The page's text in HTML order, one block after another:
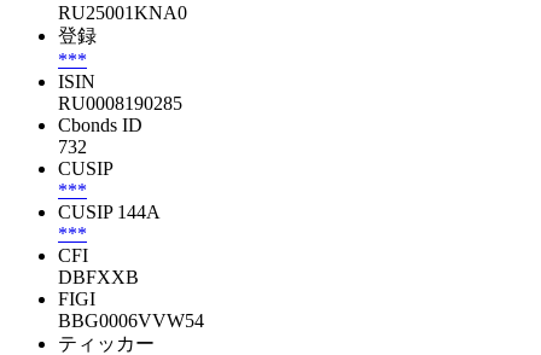
RU25001KNA0
登録
***
ISIN
RU0008190285
Cbonds ID
732
CUSIP
***
CUSIP 144A
***
CFI
DBFXXB
FIGI
BBG0006VVW54
ティッカー